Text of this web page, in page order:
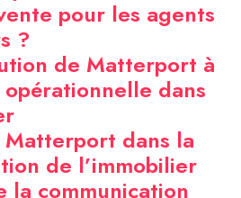
pour les agents
?
de Matterport à
opérationnelle dans
dans la
de l’immobilier
la communication